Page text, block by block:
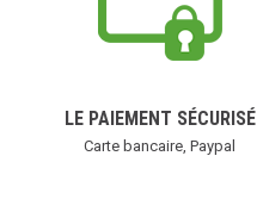
LE PAIEMENT SÉCURISÉ
Carte bancaire, Paypal